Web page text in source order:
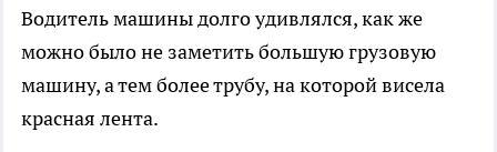
Водитель машины долго удивлялся, как же
можно было не заметить большую грузовую
машину, а тем более трубу, на которой висела
красная лента.